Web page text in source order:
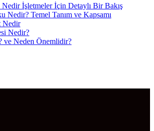
İşletmeler İçin Detaylı Bir Bakış
Nedir? Temel Tanım ve Kapsamı
Nedir
Nedir?
ve Neden Önemlidir?